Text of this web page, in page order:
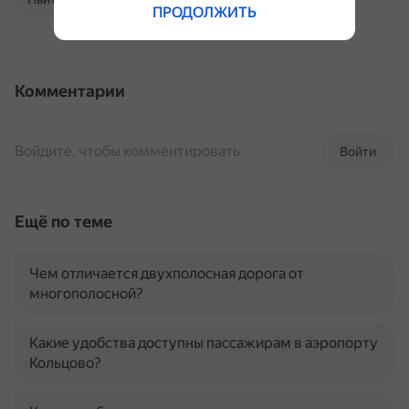
Комментарии
Войти
Войдите, чтобы комментировать
Ещё по теме
Чем отличается двухполосная дорога от
многополосной?
Какие удобства доступны пассажирам в аэропорту
Кольцово?
ПРОДОЛЖИТЬ